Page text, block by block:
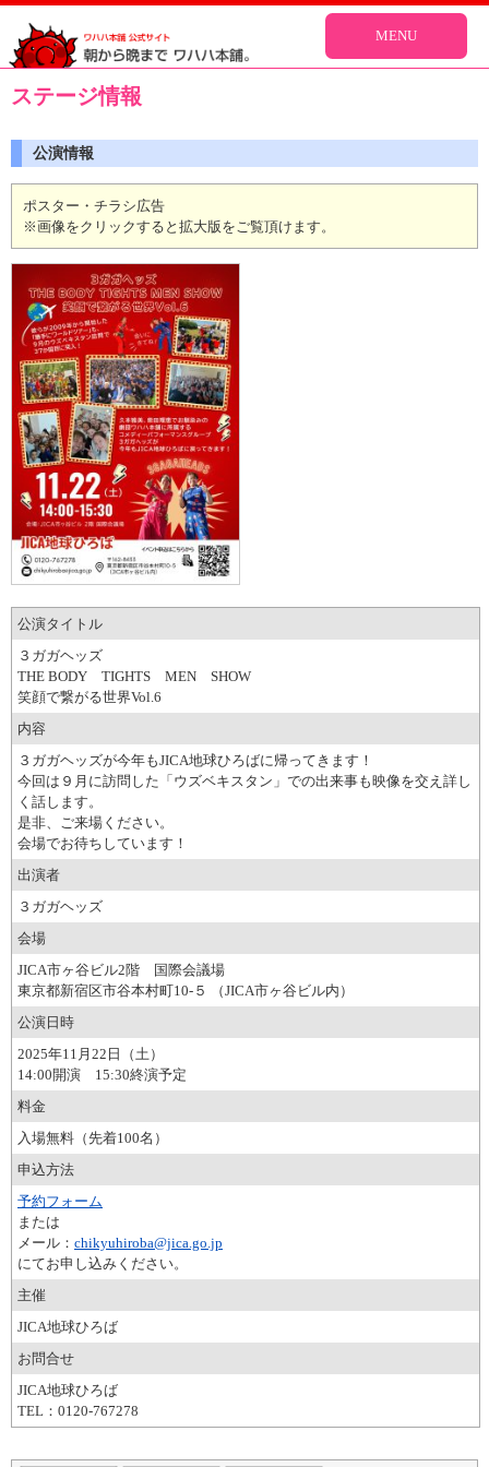
MENU
ステージ情報
公演情報
ポスター・チラシ広告
※画像をクリックすると拡大版をご覧頂けます。
公演タイトル
３ガガヘッズ
THE BODY TIGHTS MEN SHOW
笑顔で繋がる世界Vol.6
内容
３ガガヘッズが今年もJICA地球ひろばに帰ってきます！
今回は９月に訪問した「ウズベキスタン」での出来事も映像を交え詳し
く話します。
是非、ご来場ください。
会場でお待ちしています！
出演者
３ガガヘッズ
会場
JICA市ヶ谷ビル2階 国際会議場
東京都新宿区市谷本村町10-５ （JICA市ヶ谷ビル内）
公演日時
2025年11月22日（土）
14:00開演 15:30終演予定
料金
入場無料（先着100名）
申込方法
予約フォーム
または
メール： chikyuhiroba@jica.go.jp
にてお申し込みください。
主催
JICA地球ひろば
お問合せ
JICA地球ひろば
TEL：0120-767278